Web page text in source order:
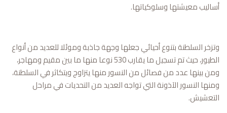
أساليب معيشتها وسلوكياتها.
وتزخر السلطنة بتنوع أحيائي جعلها وجهة جاذبة وموئلا للعديد من أنواع
الطيور، حيث تم تسجيل ما يقارب 530 نوعا منها ما بين مقيم ومهاجر،
ومن بينها عدد من فصائل من النسور منها يتزاوج ويتكاثر في السلطنة،
ومنها النسور الآذونة التي تواجه العديد من التحديات في مراحل
التعشيش.